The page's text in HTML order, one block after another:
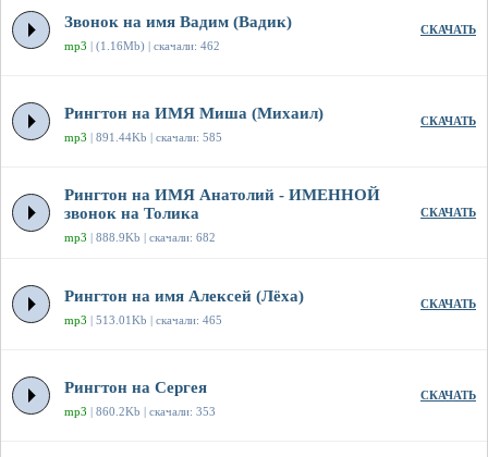
Звонок на имя Вадим (Вадик)
mp3 | (1.16Mb) | скачали: 462
СКАЧАТЬ
Рингтон на ИМЯ Миша (Михаил)
mp3 | 891.44Kb | скачали: 585
СКАЧАТЬ
Рингтон на ИМЯ Анатолий - ИМЕННОЙ
звонок на Толика
mp3 | 888.9Kb | скачали: 682
СКАЧАТЬ
Рингтон на имя Алексей (Лёха)
mp3 | 513.01Kb | скачали: 465
СКАЧАТЬ
Рингтон на Сергея
mp3 | 860.2Kb | скачали: 353
СКАЧАТЬ